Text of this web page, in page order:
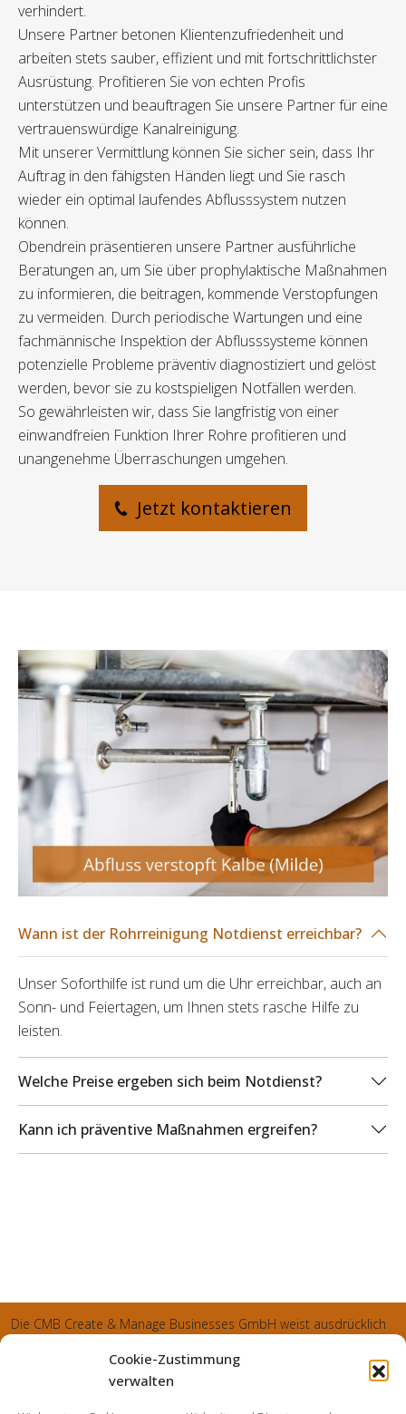
Cookie-Zustimmung
verwalten
verhindert.
Unsere Partner betonen Klientenzufriedenheit und
arbeiten stets sauber, effizient und mit fortschrittlichster
Ausrüstung. Profitieren Sie von echten Profis
unterstützen und beauftragen Sie unsere Partner für eine
vertrauenswürdige Kanalreinigung.
Mit unserer Vermittlung können Sie sicher sein, dass Ihr
Auftrag in den fähigsten Händen liegt und Sie rasch
wieder ein optimal laufendes Abflusssystem nutzen
können.
Obendrein präsentieren unsere Partner ausführliche
Beratungen an, um Sie über prophylaktische Maßnahmen
zu informieren, die beitragen, kommende Verstopfungen
zu vermeiden. Durch periodische Wartungen und eine
fachmännische Inspektion der Abflusssysteme können
potenzielle Probleme präventiv diagnostiziert und gelöst
werden, bevor sie zu kostspieligen Notfällen werden.
So gewährleisten wir, dass Sie langfristig von einer
einwandfreien Funktion Ihrer Rohre profitieren und
unangenehme Überraschungen umgehen.
Jetzt kontaktieren
Wann ist der Rohrreinigung Notdienst erreichbar?
Unser Soforthilfe ist rund um die Uhr erreichbar, auch an
Sonn- und Feiertagen, um Ihnen stets rasche Hilfe zu
leisten.
Welche Preise ergeben sich beim Notdienst?
Kann ich präventive Maßnahmen ergreifen?
Die CMB Create & Manage Businesses GmbH weist ausdrücklich
und sämtliche generierte Aufträge an die SecuPart GmbH